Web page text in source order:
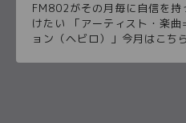
EVENT CALENDAR
FM802がその月毎に自信を持
けたい 「アーティスト・楽
ョン（ヘビロ）」今月はこち